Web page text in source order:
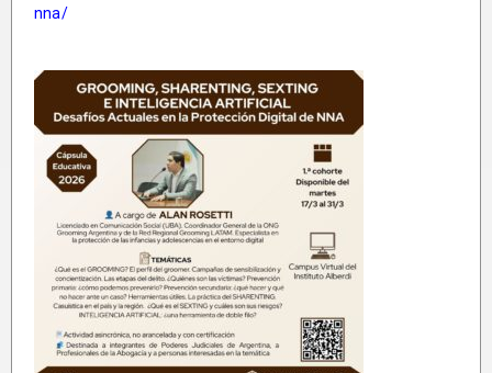
nna/